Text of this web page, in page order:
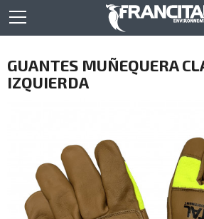
GUANTES MUÑEQUERA
IZQUIERDA